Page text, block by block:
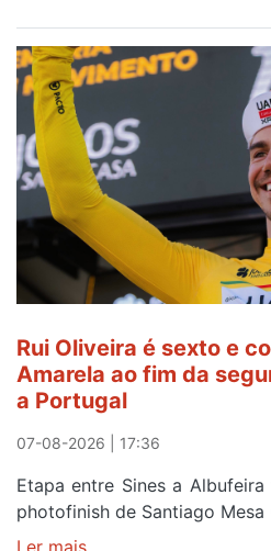
continua
a
ser
do
gaiense
Rui
Oliveira
após
quinto
lugar
Beja
e
Elvas
Rui Oliveira é sexto e
Amarela ao fim da
a Portugal
07-08-2026 | 17:36
Etapa entre Sines a
photofinish de Santiago